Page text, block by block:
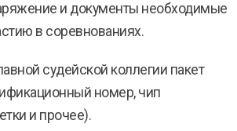
и документы необходимые
в соревнованиях.
судейской коллегии пакет
номер, чип
и прочее).